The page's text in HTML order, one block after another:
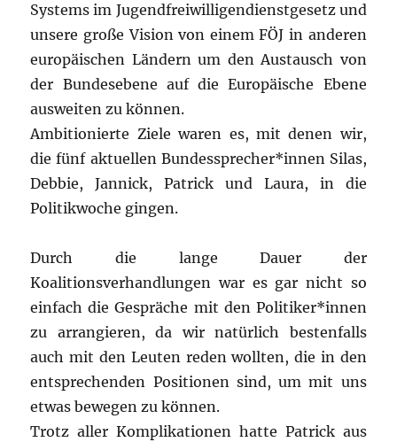
Systems im Jugendfreiwilligendienstgesetz und
unsere große Vision von einem FÖJ in anderen
europäischen Ländern um den Austausch von
der Bundesebene auf die Europäische Ebene
ausweiten zu können.
Ambitionierte Ziele waren es, mit denen wir,
die fünf aktuellen Bundessprecher*innen Silas,
Debbie, Jannick, Patrick und Laura, in die
Politikwoche gingen.
Durch die lange Dauer der
Koalitionsverhandlungen war es gar nicht so
einfach die Gespräche mit den Politiker*innen
zu arrangieren, da wir natürlich bestenfalls
auch mit den Leuten reden wollten, die in den
entsprechenden Positionen sind, um mit uns
etwas bewegen zu können.
Trotz aller Komplikationen hatte Patrick aus